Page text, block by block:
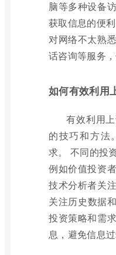
脑等多种设备
获取信息的便
对网络不太熟
话咨询等服务
如何有效利用
有效利用
的技巧和方法
求。 不同的投
例如价值投资
技术分析者关
关注历史数据
投资策略和需
息，避免信息过